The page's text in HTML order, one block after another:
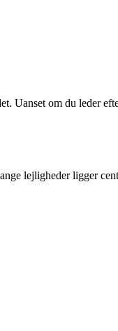
Uanset om du leder
lejligheder ligger